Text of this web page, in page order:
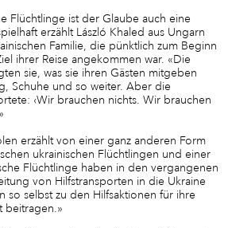
Flüchtlinge ist der Glaube auch eine
erzählt László Khaled aus Ungarn
Familie, die pünktlich zum Beginn
ihrer Reise angekommen war. «Die
sie, was sie ihren Gästen mitgeben
Schuhe und so weiter. Aber die
‹Wir brauchen nichts. Wir brauchen
erzählt von einer ganz anderen Form
ukrainischen Flüchtlingen und einer
Flüchtlinge haben in den vergangenen
von Hilfstransporten in die Ukraine
so selbst zu den Hilfsaktionen für ihre
beitragen.»